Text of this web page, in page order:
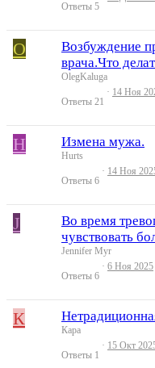
Ответы 5
O
Возбуждение
врача.Что
OlegKaluga
Ответы 21
14 Ноя
H Измена мужа.
Hurts
Ответы 6
14 Ноя
J
Во время
чувствовать
Jennifer Myr
Ответы 6
6 Ноя 2025
К
Кара
Ответы 1
15 Окт